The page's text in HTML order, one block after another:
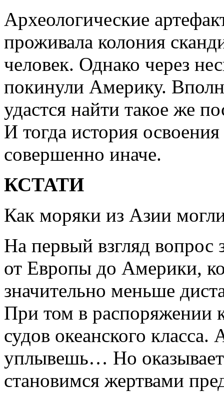
Археологические
проживала колония
человек. Однако через
покинули Америку.
удастся найти такое же
И тогда история
совершенно иначе.
КСТАТИ
Как моряки из Азии
На первый взгляд вопрос
от Европы до Америки,
значительно меньше
При том в распоряжении
судов океанского
уплывешь… Но
становимся жертвами